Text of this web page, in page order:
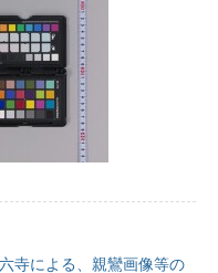
寺による、親鸞画像等の